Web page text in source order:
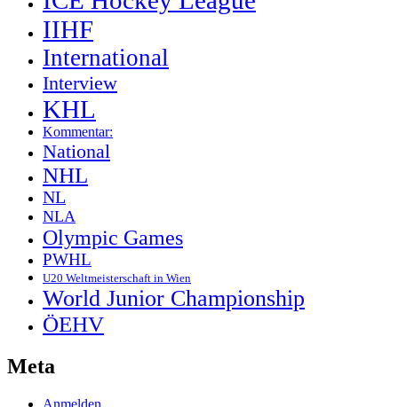
IIHF
International
Interview
KHL
Kommentar:
National
NHL
NL
NLA
Olympic Games
PWHL
U20 Weltmeisterschaft in Wien
World Junior Championship
ÖEHV
Meta